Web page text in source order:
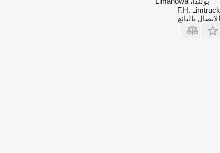
F.H. Limtruck
الاتصال بالبائع